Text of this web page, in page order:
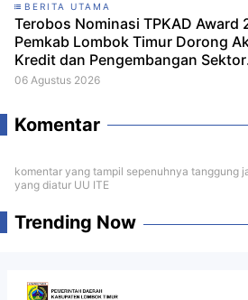
BERITA UTAMA
Terobos Nominasi TPKAD Award
Pemkab Lombok Timur Dorong
Kredit dan Pengembangan Sektor
Porang
06 Agustus 2026
Komentar
komentar yang tampil sepenuhnya tanggung
yang diatur UU ITE
Trending Now